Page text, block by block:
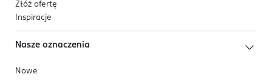
Złóż ofertę
Inspiracje
Nasze oznaczenia
Nowe